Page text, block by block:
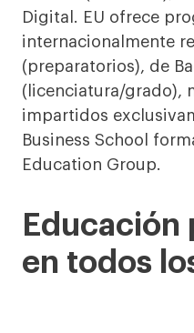
Digital. EU ofrece
internacionalmente
(preparatorios), de
(licenciatura/grado),
impartidos
Business School
Education Group.
Educación
en todos